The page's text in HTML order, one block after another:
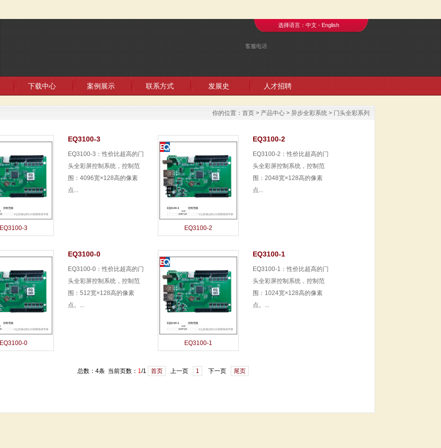
选择语言： 中文- English
客服电话
下载中心 案例展示 联系方式 发展史 人才招聘
你的位置： 首页 > 产品中心 > 异步全彩系统 > 门头全彩系列
EQ3100-3
EQ3100-3
EQ3100-3：性价比超高的门
头全彩屏控制系统，控制范
围：4096宽×128高的像素
点...
EQ3100-2
EQ3100-2
EQ3100-2：性价比超高的门
头全彩屏控制系统，控制范
围：2048宽×128高的像素
点...
EQ3100-0
EQ3100-0
EQ3100-0：性价比超高的门
头全彩屏控制系统，控制范
围：512宽×128高的像素
点。...
EQ3100-1
EQ3100-1
EQ3100-1：性价比超高的门
头全彩屏控制系统，控制范
围：1024宽×128高的像素
点。...
总数：4条 当前页数： 1/1 首页 上一页 1 下一页 尾页